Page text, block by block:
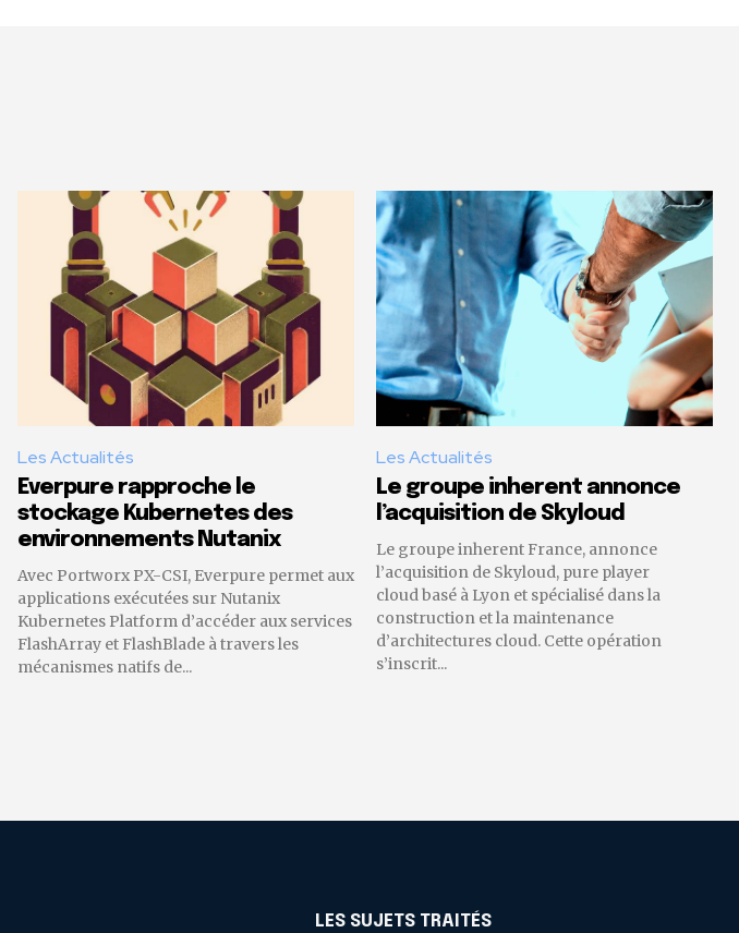
Les Actualités
Everpure rapproche le
stockage Kubernetes des
environnements Nutanix
Avec Portworx PX-CSI, Everpure permet aux
applications exécutées sur Nutanix
Kubernetes Platform d’accéder aux services
FlashArray et FlashBlade à travers les
mécanismes natifs de...
Les Actualités
Le groupe inherent annonce
l’acquisition de Skyloud
Le groupe inherent France, annonce
l’acquisition de Skyloud, pure player
cloud basé à Lyon et spécialisé dans la
construction et la maintenance
d’architectures cloud. Cette opération
s’inscrit...
LES SUJETS TRAITÉS